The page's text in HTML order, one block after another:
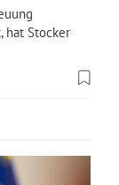
hat Stocker